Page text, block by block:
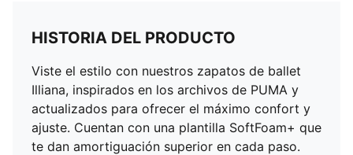
HISTORIA DEL PRODUCTO
Viste el estilo con nuestros zapatos de ballet
Illiana, inspirados en los archivos de PUMA y
actualizados para ofrecer el máximo confort y
ajuste. Cuentan con una plantilla SoftFoam+ que
te dan amortiguación superior en cada paso.